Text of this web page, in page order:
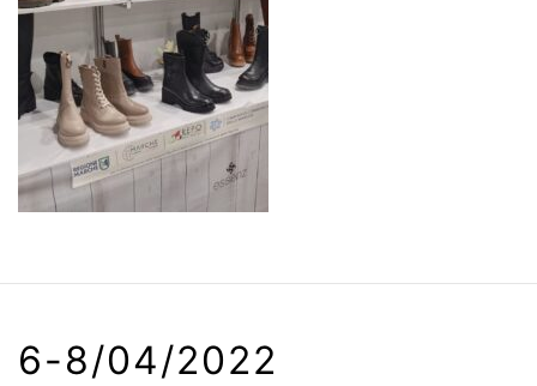
6-8/04/2022